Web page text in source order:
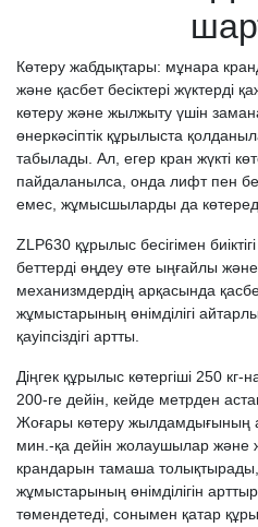
Көтеру жабдықтары: мұнара
және қасбет бесіктері жүктерді
көтеру және жылжыту үшін
өнеркәсіптік құрылыста
табылады. Ал, егер кран жүкті
пайдаланылса, онда лифт пен
емес, жұмысшыларды да
ZLP630 құрылыс бесігімен
беттерді өңдеу өте ыңғайлы
механизмдердің арқасында
жұмыстарының өнімділігі
қауіпсіздігі артты.
Діңгек құрылыс көтергіші 250 кг-
200-ге дейін, кейде метрден астам
Жоғары көтеру жылдамдығының
мин.-қа дейін жолаушылар және
крандарын тамаша
жұмыстарының өнімділігін
төмендетеді, сонымен қатар